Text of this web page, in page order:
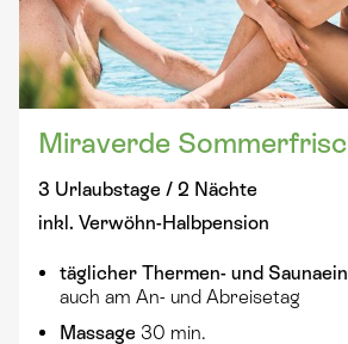
Miraverde
3 Urlaubstage / 2 Nächte
inkl. Verwöhn-Halbpension
täglicher Thermen- und
auch am An- und Abreisetag
Massage 30 min.